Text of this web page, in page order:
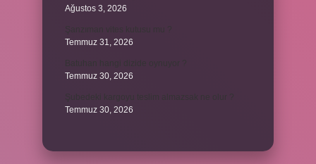
Ağustos 3, 2026
Temmuz 31, 2026
Temmuz 30, 2026
Temmuz 30, 2026